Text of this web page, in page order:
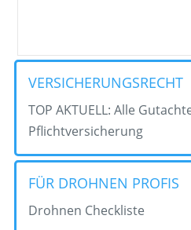
VERSICHERUNGSRECHT
TOP AKTUELL: Alle
Pflichtversicherung
FÜR DROHNEN PROFIS
Drohnen Checkliste